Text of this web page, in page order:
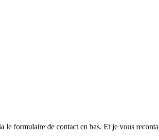
le formulaire de contact en bas. Et je vous